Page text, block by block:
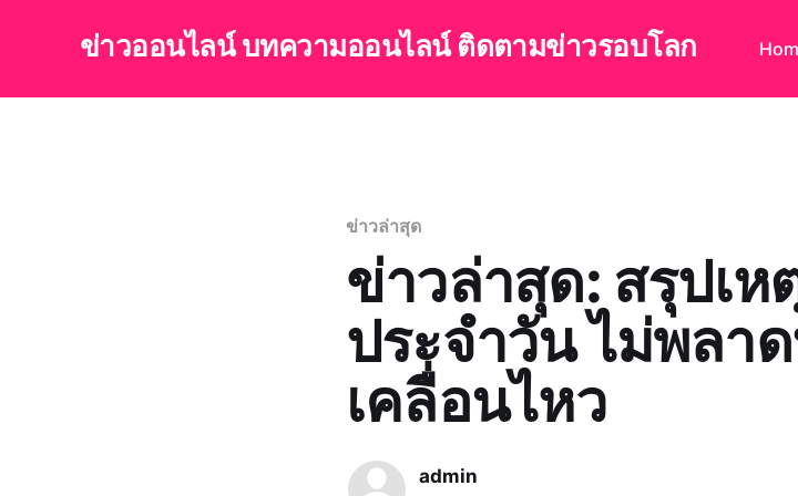
ข่าวออนไลน์ บทความออนไลน์ ติดตามข่าวรอบโลก
ข่าวล่าสุด
ข่าวล่าสุด: สรุปเ
ประจำวัน ไม่พลา
เคลื่อนไหว
admin